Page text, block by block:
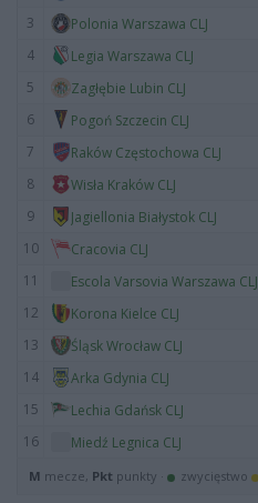
3
Polonia Warszawa CLJ
4
Legia Warszawa CLJ
5
Zagłębie Lubin CLJ
6
Pogoń Szczecin CLJ
7
Raków Częstochowa CLJ
8
Wisła Kraków CLJ
9
Jagiellonia Białystok CLJ
10
Cracovia CLJ
11
Escola Varsovia Warszawa CLJ
12
Korona Kielce CLJ
13
Śląsk Wrocław CLJ
14
Arka Gdynia CLJ
15
Lechia Gdańsk CLJ
16
Miedź Legnica CLJ
M mecze, Pkt punkty · zwycięstwo